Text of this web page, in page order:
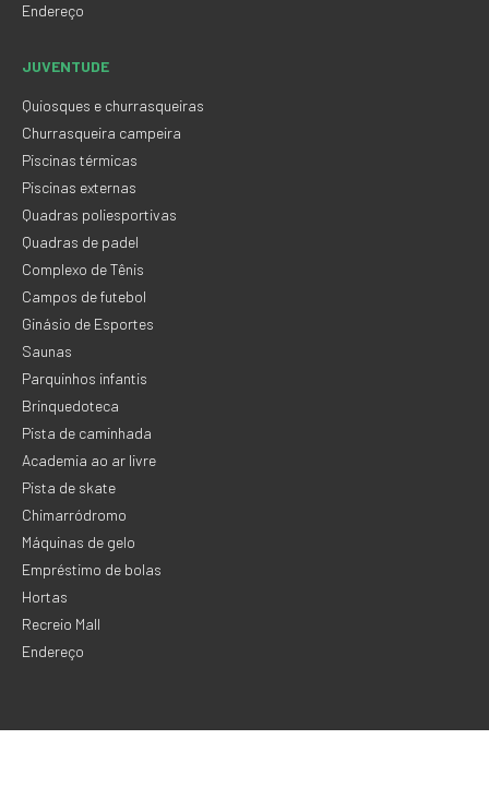
Endereço
JUVENTUDE
Quiosques e churrasqueiras
Churrasqueira campeira
Piscinas térmicas
Piscinas externas
Quadras poliesportivas
Quadras de padel
Complexo de Tênis
Campos de futebol
Ginásio de Esportes
Saunas
Parquinhos infantis
Brinquedoteca
Pista de caminhada
Academia ao ar livre
Pista de skate
Chimarródromo
Máquinas de gelo
Empréstimo de bolas
Hortas
Recreio Mall
Endereço